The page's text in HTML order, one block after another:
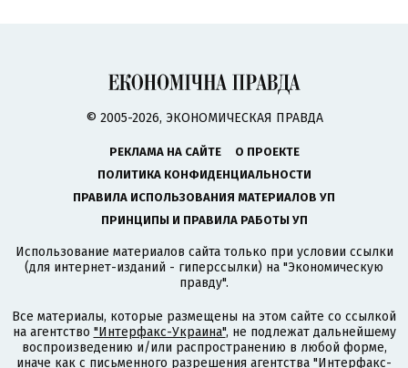
© 2005-2026, ЭКОНОМИЧЕСКАЯ ПРАВДА
РЕКЛАМА НА САЙТЕ
О ПРОЕКТЕ
ПОЛИТИКА КОНФИДЕНЦИАЛЬНОСТИ
ПРАВИЛА ИСПОЛЬЗОВАНИЯ МАТЕРИАЛОВ УП
ПРИНЦИПЫ И ПРАВИЛА РАБОТЫ УП
Использование материалов сайта только при условии ссылки
(для интернет-изданий - гиперссылки) на "Экономическую
правду".
Все материалы, которые размещены на этом сайте со ссылкой
на агентство "Интерфакс-Украина", не подлежат дальнейшему
воспроизведению и/или распространению в любой форме,
иначе как с письменного разрешения агентства "Интерфакс-